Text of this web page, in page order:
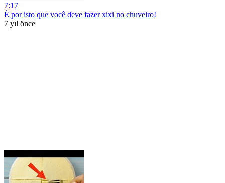
7:17
É por isto que você deve fazer xixi no chuveiro!
7 yıl önce